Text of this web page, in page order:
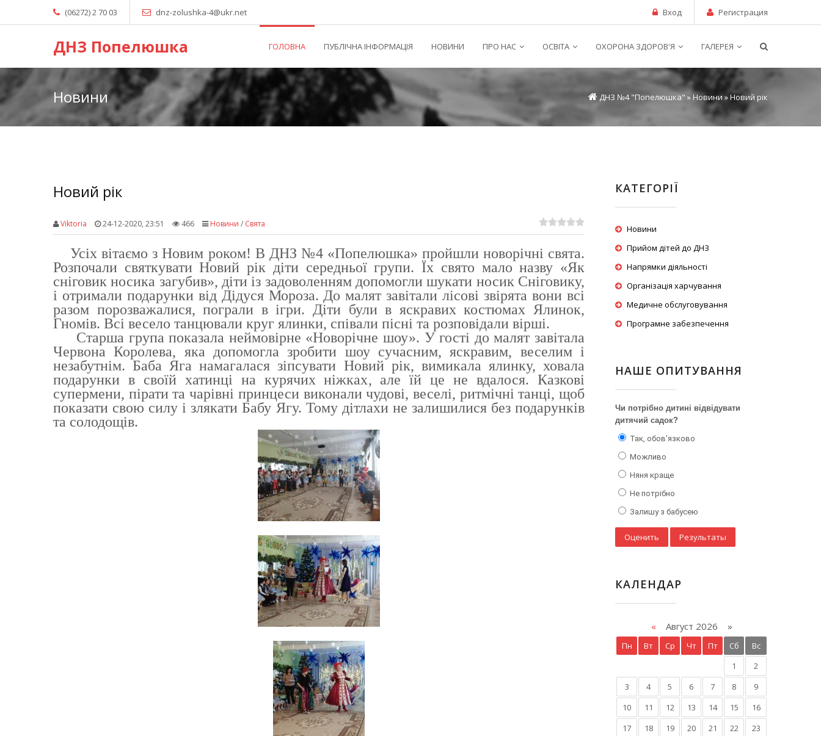
(06272) 2 70 03 dnz-zolushka-4@ukr.net Вход Регистрация
ДНЗ Попелюшка ГОЛОВНА ПУБЛІЧНА ІНФОРМАЦІЯ НОВИНИ ПРО НАС ОСВІТА ОХОРОНА ЗДОРОВ'Я ГАЛЕРЕЯ
Новини ДНЗ №4 "Попелюшка" »Новини» Новий рік
Новий рік
Viktoria 24-12-2020, 23:51 466 Новини / Свята
Усіх вітаємо з Новим роком! В ДНЗ №4 «Попелюшка» пройшли новорічні свята.
Розпочали святкувати Новий рік діти середньої групи. Їх свято мало назву «Як
сніговик носика загубив», діти із задоволенням допомогли шукати носик Сніговику,
і отримали подарунки від Дідуся Мороза. До малят завітали лісові звірята вони всі
разом порозважалися, пограли в ігри. Діти були в яскравих костюмах Ялинок,
Гномів. Всі весело танцювали круг ялинки, співали пісні та розповідали вірші.
Старша група показала неймовірне «Новорічне шоу». У гості до малят завітала
Червона Королева, яка допомогла зробити шоу сучасним, яскравим, веселим і
незабутнім. Баба Яга намагалася зіпсувати Новий рік, вимикала ялинку, ховала
подарунки в своїй хатинці на курячих ніжках, але їй це не вдалося. Казкові
супермени, пірати та чарівні принцеси виконали чудові, веселі, ритмічні танці, щоб
показати свою силу і злякати Бабу Ягу. Тому дітлахи не залишилися без подарунків
та солодощів.
КАТЕГОРІЇ
Новини
Прийом дітей до ДНЗ
Напрямки діяльності
Організація харчування
Медичне обслуговування
Програмне забезпечення
НАШЕ ОПИТУВАННЯ
Чи потрібно дитині відвідувати
дитячий садок?
Так, обов'язково
Можливо
Няня краще
Не потрібно
Залишу з бабусею
КАЛЕНДАР
« Август 2026 »
Пн Вт Ср Чт Пт Сб
Вс
1
2
3
4 5 6 7 8
9
10
11 12 13 14 15
16
17
18 19 20 21 22
23